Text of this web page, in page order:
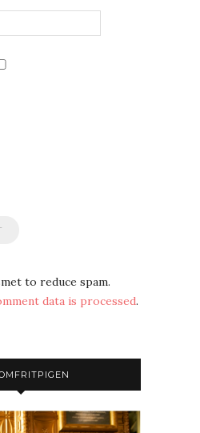
to reduce spam.
data is processed.